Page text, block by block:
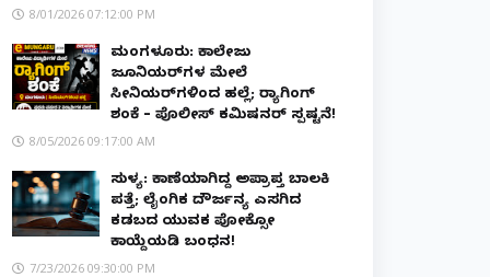
8/01/2026 07:12:00 PM
ಮಂಗಳೂರು: ಕಾಲೇಜು
ಜೂನಿಯರ್‌ಗಳ ಮೇಲೆ
ಸೀನಿಯರ್‌ಗಳಿಂದ ಹಲ್ಲೆ; ರ‌್ಯಾಗಿಂಗ್
ಶಂಕೆ – ಪೊಲೀಸ್ ಕಮಿಷನರ್ ಸ್ಪಷ್ಟನೆ!
8/05/2026 09:17:00 AM
ಸುಳ್ಯ: ಕಾಣೆಯಾಗಿದ್ದ ಅಪ್ರಾಪ್ತ ಬಾಲಕಿ
ಪತ್ತೆ; ಲೈಂಗಿಕ ದೌರ್ಜನ್ಯ ಎಸಗಿದ
ಕಡಬದ ಯುವಕ ಪೋಕ್ಸೋ
ಕಾಯ್ದೆಯಡಿ ಬಂಧನ!
7/23/2026 09:30:00 PM